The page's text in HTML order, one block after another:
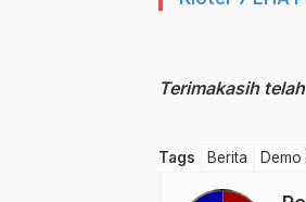
Terimakasih
Tags Berita Demo